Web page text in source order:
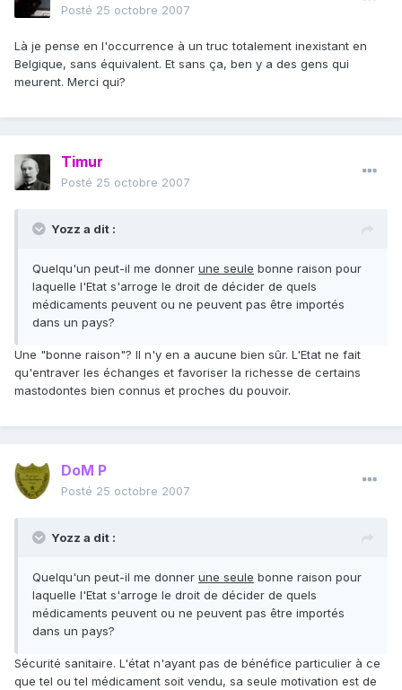
Posté 25 octobre 2007
Là je pense en l'occurrence à un truc totalement inexistant en
Belgique, sans équivalent. Et sans ça, ben y a des gens qui
meurent. Merci qui?
Timur
Posté 25 octobre 2007
Yozz a dit :
Quelqu'un peut-il me donner une seule bonne raison pour
laquelle l'Etat s'arroge le droit de décider de quels
médicaments peuvent ou ne peuvent pas être importés
dans un pays?
Une "bonne raison"? Il n'y en a aucune bien sûr. L'Etat ne fait
qu'entraver les échanges et favoriser la richesse de certains
mastodontes bien connus et proches du pouvoir.
DoM P
Posté 25 octobre 2007
Yozz a dit :
Quelqu'un peut-il me donner une seule bonne raison pour
laquelle l'Etat s'arroge le droit de décider de quels
médicaments peuvent ou ne peuvent pas être importés
dans un pays?
Sécurité sanitaire. L'état n'ayant pas de bénéfice particulier à ce
que tel ou tel médicament soit vendu, sa seule motivation est de